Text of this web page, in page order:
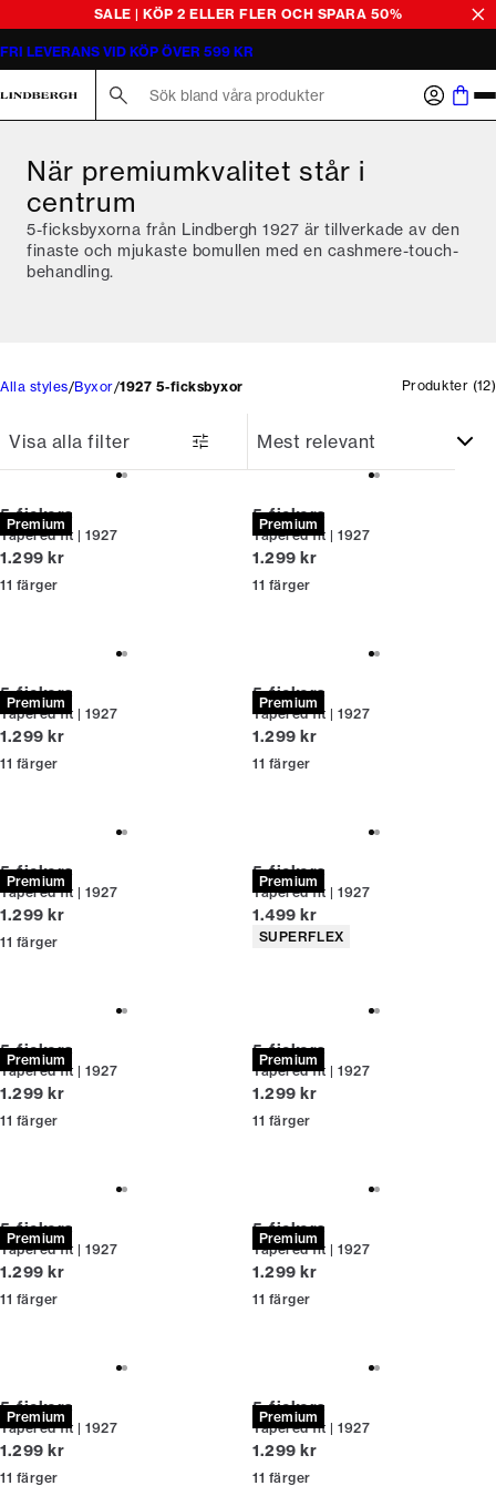
SALE | KÖP 2 ELLER FLER OCH SPARA 50%
FRI LEVERANS VID KÖP ÖVER 599 KR
När premiumkvalitet står i
centrum
5-ficksbyxorna från Lindbergh 1927 är tillverkade av den
finaste och mjukaste bomullen med en cashmere-touch-
behandling.
Alla styles Byxor 1927 5-ficksbyxor Produkter (12)
Visa alla filter
Premium
5-fickors
Tapered fit | 1927
Nuvarande pris
1.299 kr
11 färger
Premium
5-fickors
Tapered fit | 1927
Nuvarande pris
1.299 kr
11 färger
Premium
5-fickors
Tapered fit | 1927
Nuvarande pris
1.299 kr
11 färger
Premium
5-fickors
Tapered fit | 1927
Nuvarande pris
1.299 kr
11 färger
Premium
5-fickors
Tapered fit | 1927
Nuvarande pris
1.299 kr
11 färger
Premium
5-fickors
Tapered fit | 1927
Nuvarande pris
1.499 kr
Produktattribut
SUPERFLEX
Premium
5-fickors
Tapered fit | 1927
Nuvarande pris
1.299 kr
11 färger
Premium
5-fickors
Tapered fit | 1927
Nuvarande pris
1.299 kr
11 färger
Premium
5-fickors
Tapered fit | 1927
Nuvarande pris
1.299 kr
11 färger
Premium
5-fickors
Tapered fit | 1927
Nuvarande pris
1.299 kr
11 färger
Premium
5-fickors
Tapered fit | 1927
Nuvarande pris
1.299 kr
11 färger
Premium
5-fickors
Tapered fit | 1927
Nuvarande pris
1.299 kr
11 färger